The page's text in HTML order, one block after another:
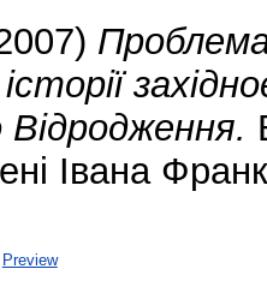
Проблема
Івана
Preview